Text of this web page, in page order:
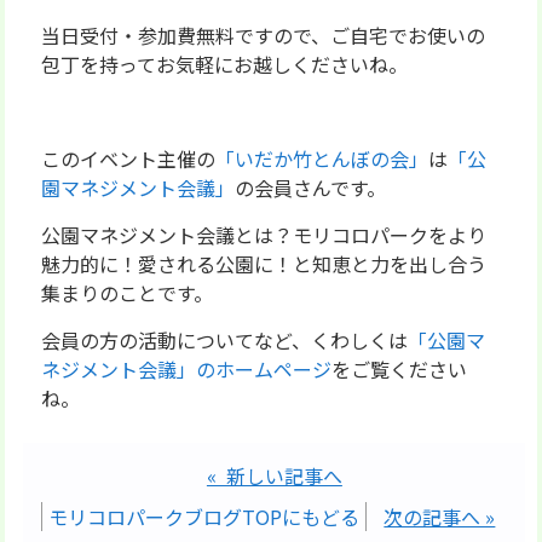
当日受付・参加費無料ですので、ご自宅でお使いの
包丁を持ってお気軽にお越しくださいね。
このイベント主催の 「いだか竹とんぼの会」 は 「公
園マネジメント会議」 の会員さんです。
公園マネジメント会議とは？モリコロパークをより
魅力的に！愛される公園に！と知恵と力を出し合う
集まりのことです。
会員の方の活動についてなど、くわしくは 「公園マ
ネジメント会議」のホームページをご覧ください
ね。
« 新しい記事へ
モリコロパークブログTOPにもどる
次の記事へ »